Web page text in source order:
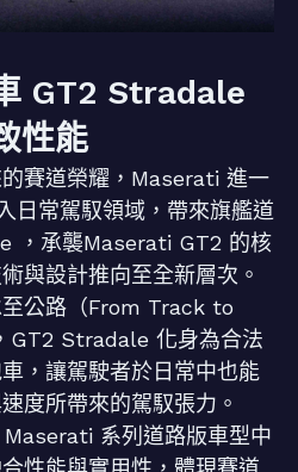
GT2 Stradale
性能
賽道榮耀，Maserati 進一
日常駕馭領域，帶來旗艦道
，承襲Maserati GT2 的核
與設計推向至全新層次。
公路（From Track to
GT2 Stradale 化身為合法
，讓駕駛者於日常中也能
度所帶來的駕馭張力。
系列道路版車型中